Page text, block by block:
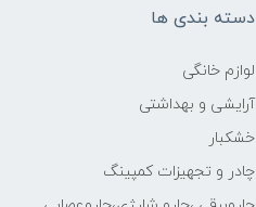
دسته بندی ها
لوازم خانگی
آرایشی و بهداشتی
خشکبار
چادر و تجهیزات کمپینگ